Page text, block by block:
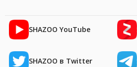
SHAZOO YouTube
SHAZOO в Twitter